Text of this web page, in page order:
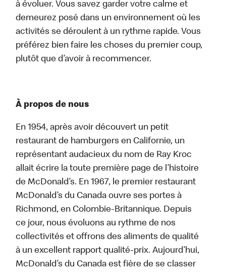
à évoluer. Vous savez garder votre calme et
demeurez posé dans un environnement où les
activités se déroulent à un rythme rapide. Vous
préférez bien faire les choses du premier coup,
plutôt que d’avoir à recommencer.
À propos de nous
En 1954, après avoir découvert un petit
restaurant de hamburgers en Californie, un
représentant audacieux du nom de Ray Kroc
allait écrire la toute première page de l’histoire
de McDonald’s. En 1967, le premier restaurant
McDonald’s du Canada ouvre ses portes à
Richmond, en Colombie-Britannique. Depuis
ce jour, nous évoluons au rythme de nos
collectivités et offrons des aliments de qualité
à un excellent rapport qualité-prix. Aujourd’hui,
McDonald’s du Canada est fière de se classer